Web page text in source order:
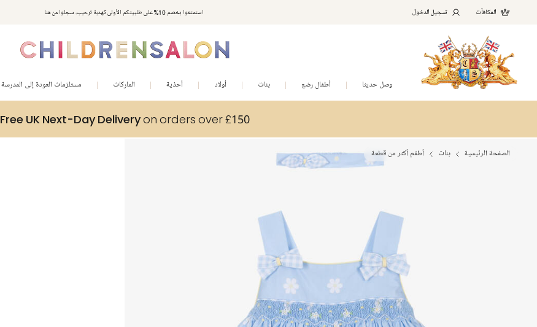
استمتعوا بخصم 10% على طلبيتكم الأولى كهدية ترحيب. سجلوا من هنا المكافآت تسجيل الدخول
وصل حديثا أطفال رضع بنات أولاد أحذية الماركات مستلزمات العودة إلى المدرسة
Free UK Next-Day Deliveryon orders over £150
الصفحة الرئيسية بنات أطقم أكثر من قطعة